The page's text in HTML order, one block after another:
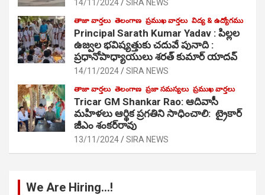
14/11/2024 SIRA NEWS
తాజా వార్తలు తెలంగాణ ప్రముఖ వార్తలు విద్య & ఉద్యోగము
Principal Sarath Kumar Yadav : పిల్లల
ఉజ్వల భవిష్యత్తుకు చదువే పునాది :
ప్రధానోపాధ్యాయులు శరత్ కుమార్ యాదవ్
14/11/2024 SIRA NEWS
తాజా వార్తలు తెలంగాణ ప్రజా సమస్యలు ప్రముఖ వార్తలు
Tricar GM Shankar Rao: ఆదివాసీ
మహిళలు ఆర్థిక ప్రగతిని సాధించాలి: ట్రైకార్
జీఎం శంకర్‌రావు
13/11/2024 SIRA NEWS
We Are Hiring…!